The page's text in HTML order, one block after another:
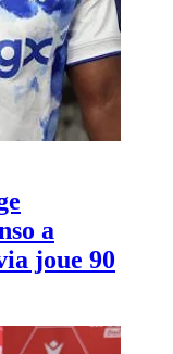
a
joue 90